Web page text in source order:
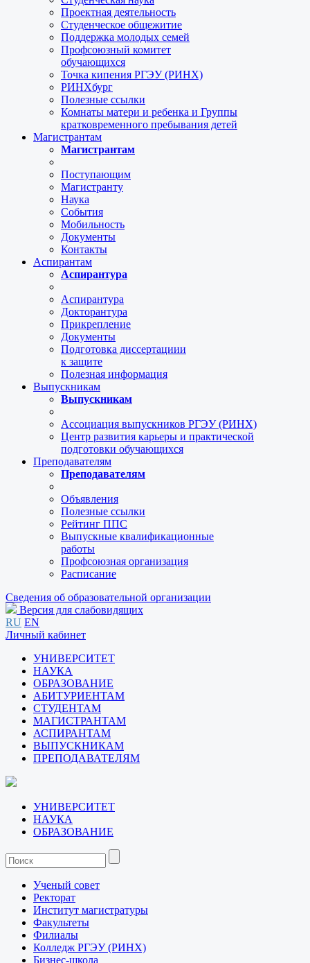
Проектная деятельность
Студенческое общежитие
Поддержка молодых семей
Профсоюзный комитет
обучающихся
Точка кипения РГЭУ (РИНХ)
РИНХбург
Полезные ссылки
Комнаты матери и ребенка и Группы
кратковременного пребывания детей
Магистрантам
Магистрантам
Поступающим
Магистранту
Наука
События
Мобильность
Документы
Контакты
Аспирантам
Аспирантура
Аспирантура
Докторантура
Прикрепление
Документы
Подготовка диссертациии
к защите
Полезная информация
Выпускникам
Выпускникам
Ассоциация выпускников РГЭУ (РИНХ)
Центр развития карьеры и практической
подготовки обучающихся
Преподавателям
Преподавателям
Объявления
Полезные ссылки
Рейтинг ППС
Выпускные квалификационные
работы
Профсоюзная организация
Расписание
Сведения об образовательной организации
Версия для слабовидящих
RU EN
Личный кабинет
УНИВЕРСИТЕТ
НАУКА
ОБРАЗОВАНИЕ
АБИТУРИЕНТАМ
СТУДЕНТАМ
МАГИСТРАНТАМ
АСПИРАНТАМ
ВЫПУСКНИКАМ
ПРЕПОДАВАТЕЛЯМ
УНИВЕРСИТЕТ
НАУКА
ОБРАЗОВАНИЕ
Ученый совет
Ректорат
Институт магистратуры
Факультеты
Филиалы
Колледж РГЭУ (РИНХ)
Бизнес-школа